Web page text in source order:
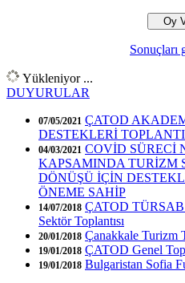
Sonuçları
Yükleniyor ...
DUYURULAR
07/05/2021 ÇATOD
DESTEKLERİ
04/03/2021 COVİD SÜRECİ
KAPSAMINDA TURİZM
DÖNÜŞÜ İÇİN
ÖNEME SAHİP
14/07/2018 ÇATOD
Sektör Toplantısı
20/01/2018 Çanakkale Turizm
19/01/2018 ÇATOD Genel
19/01/2018 Bulgaristan Sofia